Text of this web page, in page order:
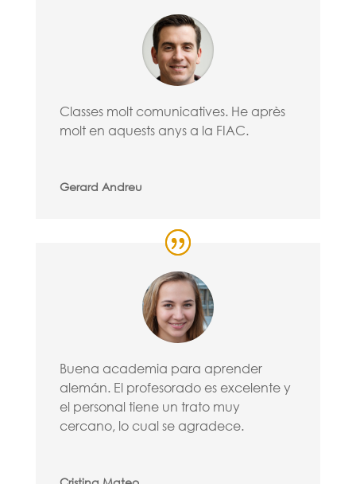
Classes molt comunicatives. He après
molt en aquests anys a la FIAC.
Gerard Andreu
Buena academia para aprender
alemán. El profesorado es excelente y
el personal tiene un trato muy
cercano, lo cual se agradece.